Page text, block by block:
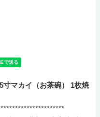
寸マカイ（お茶碗） 1枚焼